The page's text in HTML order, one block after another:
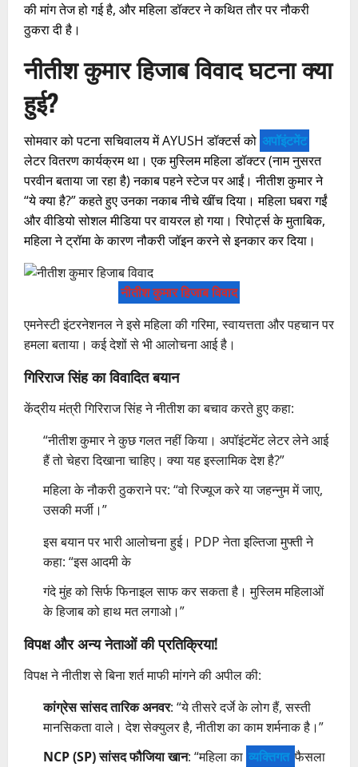
की मांग तेज हो गई है, और महिला डॉक्टर ने कथित तौर पर नौकरी
ठुकरा दी है।
नीतीश कुमार हिजाब विवाद घटना क्या
हुई?
सोमवार को पटना सचिवालय में AYUSH डॉक्टर्स को अपॉइंटमेंट
लेटर वितरण कार्यक्रम था। एक मुस्लिम महिला डॉक्टर (नाम नुसरत
परवीन बताया जा रहा है) नकाब पहने स्टेज पर आईं। नीतीश कुमार ने
“ये क्या है?” कहते हुए उनका नकाब नीचे खींच दिया। महिला घबरा गईं
और वीडियो सोशल मीडिया पर वायरल हो गया। रिपोर्ट्स के मुताबिक,
महिला ने ट्रॉमा के कारण नौकरी जॉइन करने से इनकार कर दिया।
नीतीश कुमार हिजाब विवाद
एमनेस्टी इंटरनेशनल ने इसे महिला की गरिमा, स्वायत्तता और पहचान पर
हमला बताया। कई देशों से भी आलोचना आई है।
गिरिराज सिंह का विवादित बयान
केंद्रीय मंत्री गिरिराज सिंह ने नीतीश का बचाव करते हुए कहा:
“नीतीश कुमार ने कुछ गलत नहीं किया। अपॉइंटमेंट लेटर लेने आई
हैं तो चेहरा दिखाना चाहिए। क्या यह इस्लामिक देश है?”
महिला के नौकरी ठुकराने पर: “वो रिज्यूज करे या जहन्नुम में जाए,
उसकी मर्जी।”
इस बयान पर भारी आलोचना हुई। PDP नेता इल्तिजा मुफ्ती ने
कहा: “इस आदमी के
गंदे मुंह को सिर्फ फिनाइल साफ कर सकता है। मुस्लिम महिलाओं
के हिजाब को हाथ मत लगाओ।”
विपक्ष और अन्य नेताओं की प्रतिक्रिया!
विपक्ष ने नीतीश से बिना शर्त माफी मांगने की अपील की:
कांग्रेस सांसद तारिक अनवर: “ये तीसरे दर्जे के लोग हैं, सस्ती
मानसिकता वाले। देश सेक्युलर है, नीतीश का काम शर्मनाक है।”
NCP (SP) सांसद फौजिया खान: “महिला का व्यक्तिगत फैसला